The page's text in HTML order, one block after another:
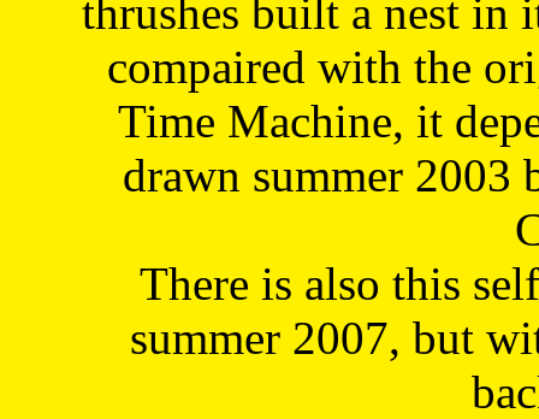
thrushes built a nest in
compaired with the
Time Machine, it
drawn summer 2003
There is also this
summer 2007, but